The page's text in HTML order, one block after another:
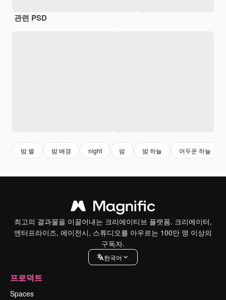
관련 PSD
밤 별 밤 배경 night 밤 밤 하늘 어두운 하늘
최고의 결과물을 이끌어내는 크리에이티브 플랫폼. 크리에이터,
엔터프라이즈, 에이전시, 스튜디오를 아우르는 100만 명 이상의
구독자.
한국어
프로덕트
Spaces